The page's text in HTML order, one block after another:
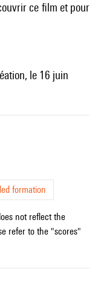
ce film et pour
le 16 juin
formation
not reflect the
refer to the "scores"